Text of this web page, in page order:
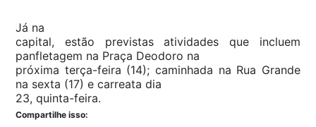
Já na
capital, estão previstas atividades que incluem
panfletagem na Praça Deodoro na
próxima terça-feira (14); caminhada na Rua Grande
na sexta (17) e carreata dia
23, quinta-feira.
Compartilhe isso: